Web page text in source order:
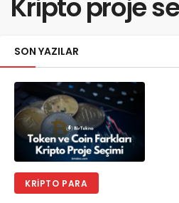
Kripto proje
SON YAZILAR
KRIPTO PARA